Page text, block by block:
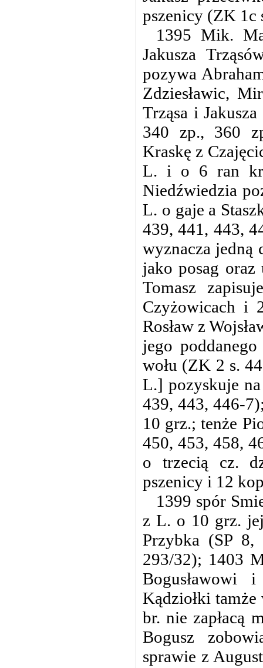
pszenicy (ZK 1c
1395 Mik.
Jakusza
pozywa
Zdziesławic,
Trząsa i
340 zp., 360
Kraskę z
L. i o 6 ran
Niedźwiedzia
L. o gaje a
439, 441, 443,
wyznacza jedną
jako posag
Tomasz
Czyżowicach i
Rosław z
jego
wołu (ZK 2 s.
L.] pozyskuje
439, 443, 446-
10 grz.; tenże
450, 453, 458,
o trzecią cz.
pszenicy i 12
1399 spór
z L. o 10 grz.
Przybka (SP 8,
293/32); 1403
Kądziołki
br. nie zapłacą
Bogusz
sprawie z